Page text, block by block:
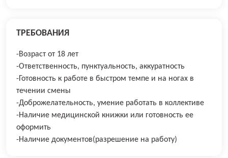
ТРЕБОВАНИЯ
-Возраст от 18 лет
-Ответственность, пунктуальность, аккуратность
-Готовность к работе в быстром темпе и на ногах в
течении смены
-Доброжелательность, умение работать в коллективе
-Наличие медицинской книжки или готовность ее
оформить
-Наличие документов(разрешение на работу)